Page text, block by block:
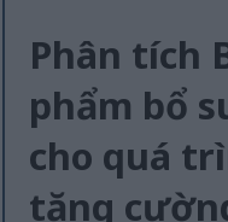
Phân tích
phẩm bổ
cho quá
tăng